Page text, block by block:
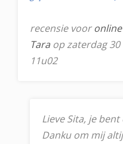
recensie voor
Tara op zaterdag
11u02
Lieve Sita, je
Danku om mij